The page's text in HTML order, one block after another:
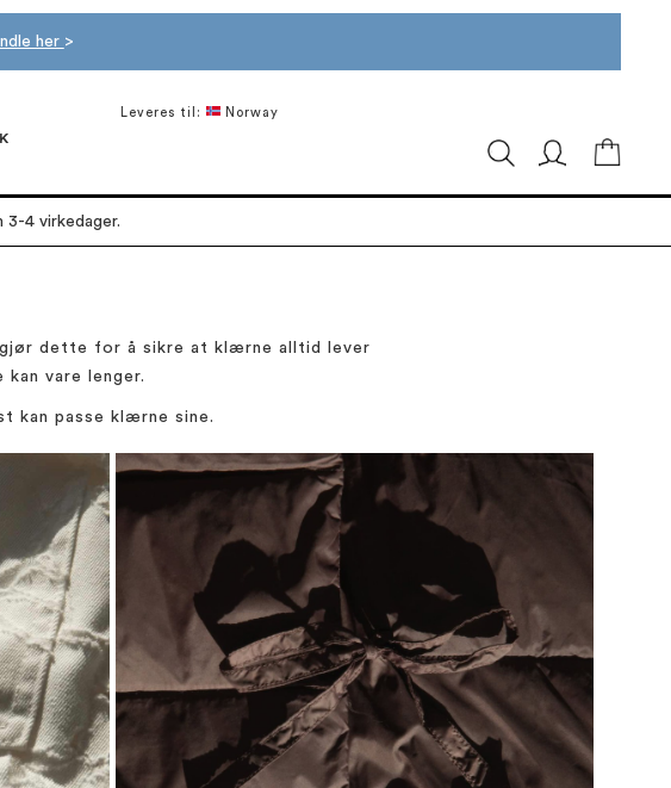
her >
Leveres til: Norway
3-4 virkedager.
dette for å sikre at klærne alltid lever
vare lenger.
kan passe klærne sine.